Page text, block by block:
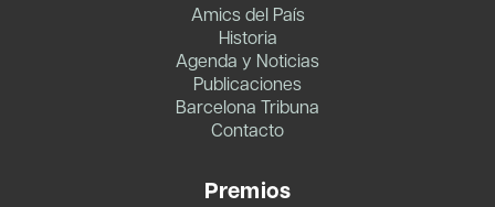
Amics del País
Historia
Agenda y Noticias
Publicaciones
Barcelona Tribuna
Contacto
Premios